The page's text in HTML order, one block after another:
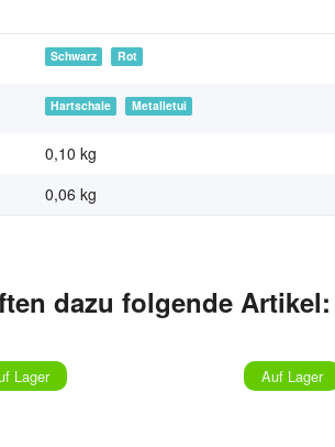
Schwarz Rot
Hartschale Metalletui
0,10 kg
0,06 kg
dazu folgende Artikel:
Lager Auf Lager